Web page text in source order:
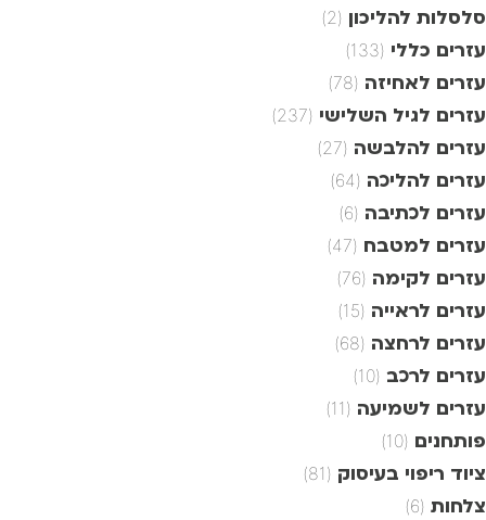
סלסלות להליכון (2)
עזרים כללי (133)
עזרים לאחיזה (78)
עזרים לגיל השלישי (237)
עזרים להלבשה (27)
עזרים להליכה (64)
עזרים לכתיבה (6)
עזרים למטבח (47)
עזרים לקימה (76)
עזרים לראייה (15)
עזרים לרחצה (68)
עזרים לרכב (10)
עזרים לשמיעה (11)
פותחנים (10)
ציוד ריפוי בעיסוק (81)
צלחות (6)